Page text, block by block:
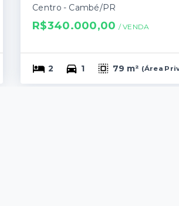
Centro - Cambé/PR
R$340.000,00 / VENDA
2 1 79 m² (Área